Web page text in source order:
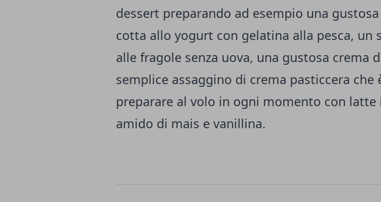
dessert preparando ad esempio una
cotta allo yogurt con gelatina alla pesca,
alle fragole senza uova, una gustosa crema
semplice assaggino di crema pasticcera che
preparare al volo in ogni momento con
amido di mais e vanillina.